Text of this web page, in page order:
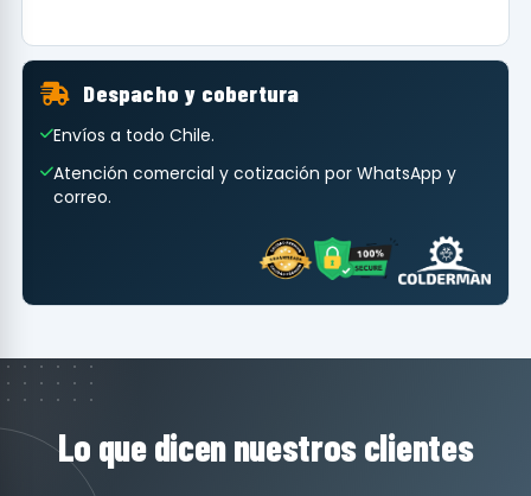
Despacho y cobertura
Envíos a todo Chile.
Atención comercial y cotización por WhatsApp y
correo.
Lo que dicen nuestros clientes